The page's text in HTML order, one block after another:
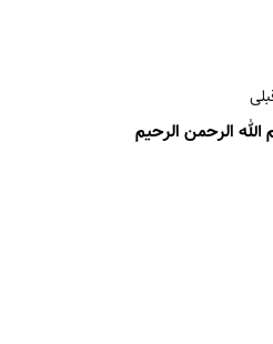
الرحمن الرحیم